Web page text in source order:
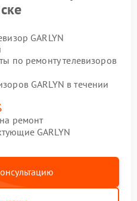
GARLYN
по ремонту телевизоров
GARLYN в течении
ремонт
GARLYN